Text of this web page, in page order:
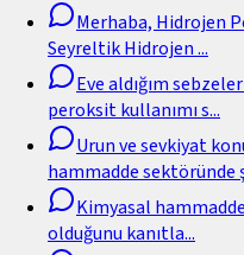
Merhaba, Hidrojen
Seyreltik Hidrojen...
Eve aldığım
peroksit kullanımı s...
Urun ve sevkiyat
hammadde sektöründe
Kimyasal
olduğunu kanıtla...